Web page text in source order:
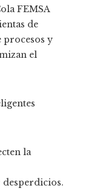
FEMSA
de
procesos y
el
la